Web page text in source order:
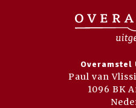
Overamstel
Paul van
1096 BK